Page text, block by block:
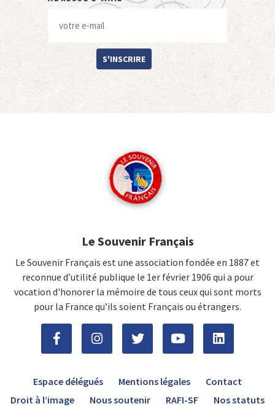
S'INSCRIRE
Le Souvenir Français
Le Souvenir Français est une association fondée en 1887 et
reconnue d’utilité publique le 1er février 1906 qui a pour
vocation d'honorer la mémoire de tous ceux qui sont morts
pour la France qu’ils soient Français ou étrangers.
Espace délégués Mentions légales
Contact
Droit à l’image
Nous soutenir RAFI-SF Nos statuts